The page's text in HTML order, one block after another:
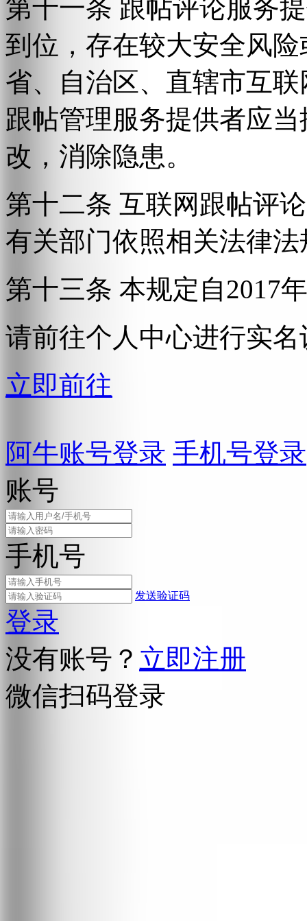
第十一条 跟帖评论服务
到位，存在较大安全风
省、自治区、直辖市互
跟帖管理服务提供者应
改，消除隐患。
第十二条 互联网跟帖评
有关部门依照相关法律
第十三条 本规定自2017
请前往个人中心进行实名
立即前往
阿牛账号登录 手机号登录
账号
手机号
发送验证码
登录
没有账号？ 立即注册
微信扫码登录